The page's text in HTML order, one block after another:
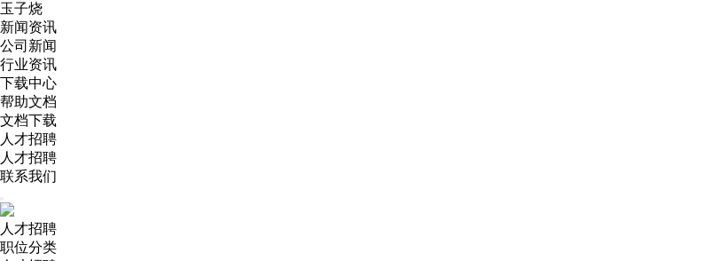
玉子烧
新闻资讯
公司新闻
行业资讯
下载中心
帮助文档
文档下载
人才招聘
人才招聘
联系我们
人才招聘
职位分类